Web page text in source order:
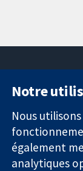
Des données
probantes.
Des décisions
éclairées.
Notre
Nous
également
analytiques